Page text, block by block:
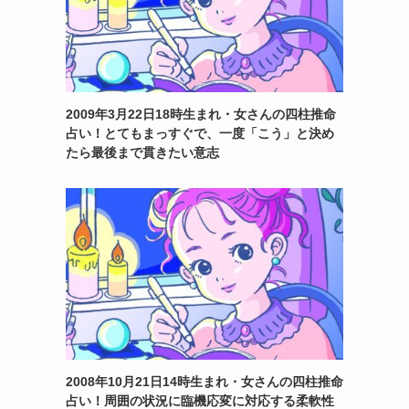
2009年3月22日18時生まれ・女さんの四柱推命
占い！とてもまっすぐで、一度「こう」と決め
たら最後まで貫きたい意志
2008年10月21日14時生まれ・女さんの四柱推命
占い！周囲の状況に臨機応変に対応する柔軟性